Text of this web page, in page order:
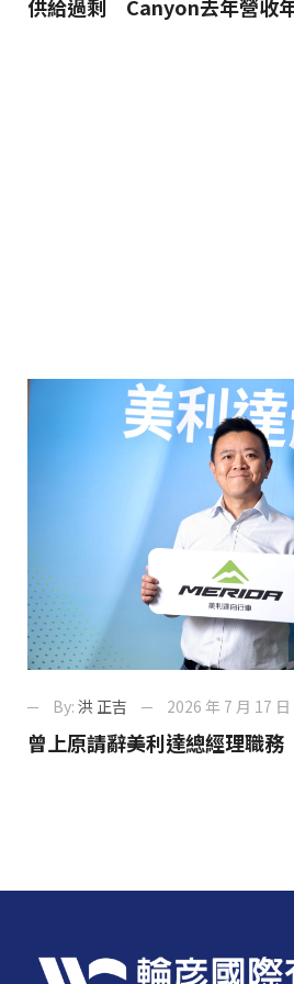
供給過剩 Canyon去年營收
By: 洪 正吉 2026 年 7 月 17 日
曾上原請辭美利達總經理職務